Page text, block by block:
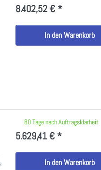
8.402,52 € *
In den Warenkorb
vor.80 Tage nach Auftragsklarheit
5.629,41 € *
In den Warenkorb